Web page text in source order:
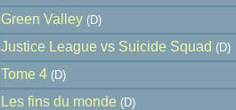
Green Valley (D)
Justice League vs Suicide Squad (D)
Tome 4 (D)
Les fins du monde (D)